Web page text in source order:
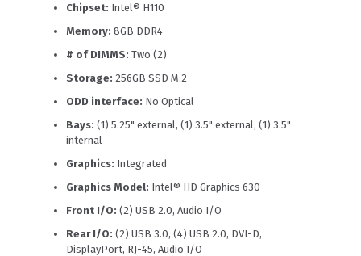
Chipset: Intel® H110
Memory: 8GB DDR4
# of DIMMS: Two (2)
Storage: 256GB SSD M.2
ODD interface: No Optical
Bays: (1) 5.25" external, (1) 3.5" external, (1) 3.5"
internal
Graphics: Integrated
Graphics Model: Intel® HD Graphics 630
Front I/O: (2) USB 2.0, Audio I/O
Rear I/O: (2) USB 3.0, (4) USB 2.0, DVI-D,
DisplayPort, RJ-45, Audio I/O